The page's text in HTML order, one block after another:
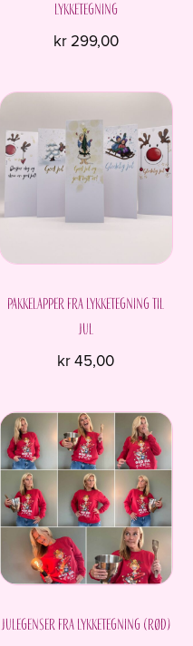
Lykketegning
kr299,00
Pakkelapper fra Lykketegning til
jul
kr45,00
Julegenser fra Lykketegning (rød)